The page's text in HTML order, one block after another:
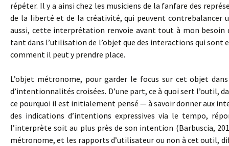
répéter. Il y a ainsi chez les musiciens de la fanfare des
de la liberté et de la créativité, qui peuvent contrebalancer
aussi, cette interprétation renvoie avant tout à mon
tant dans l’utilisation de l’objet que des interactions qui sont
comment il peut y prendre place.
L’objet métronome, pour garder le focus sur cet objet
d’intentionnalités croisées. D’une part, ce à quoi sert l’outil,
ce pourquoi il est initialement pensé — à savoir donner aux
des indications d’intentions expressives via le tempo,
l’interprète soit au plus près de son intention (Barbuscia,
métronome, et les rapports d’utilisateur ou non à cet outil,